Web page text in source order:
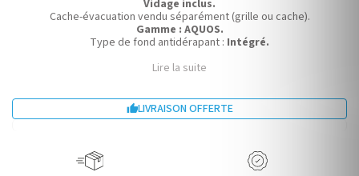
Vidage inclus.
Cache-évacuation vendu séparément (grille ou cache).
Gamme : AQUOS.
Type de fond antidérapant : Intégré.
Lire la suite
LIVRAISON OFFERTE